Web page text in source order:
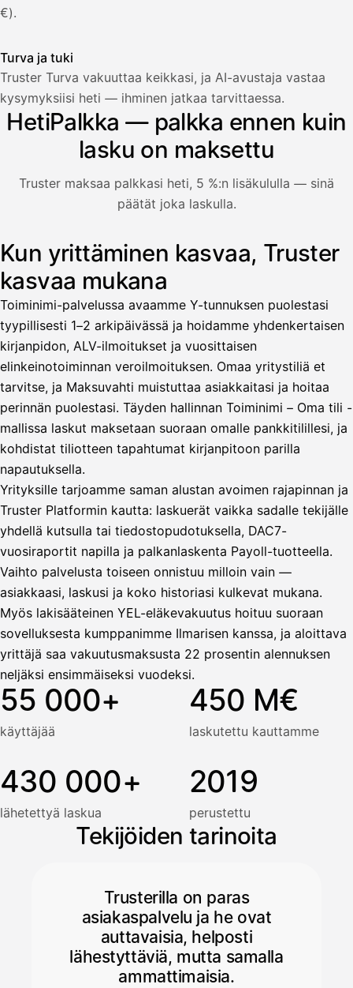
€).
Turva ja tuki
Truster Turva vakuuttaa keikkasi, ja AI-avustaja vastaa
kysymyksiisi heti — ihminen jatkaa tarvittaessa.
HetiPalkka — palkka ennen kuin
lasku on maksettu
Truster maksaa palkkasi heti, 5 %:n lisäkululla — sinä
päätät joka laskulla.
Kuvitus: käyttäjä nostaa palkan laskusta, jota asiakas ei
Palkka
Lasku · Acme Oy
Odottaa maksua
Nosta palkkaa
Bruttopalkka
Ennakonpidätys
HetiPalkka
Ennen laskun maksua
Vahvista
Palkka maksussa
Kun yrittäminen kasvaa, Truster
kasvaa mukana
Toiminimi-palvelussa avaamme Y-tunnuksen puolestasi
tyypillisesti 1–2 arkipäivässä ja hoidamme yhdenkertaisen
kirjanpidon, ALV-ilmoitukset ja vuosittaisen
elinkeinotoiminnan veroilmoituksen. Omaa yritystiliä et
tarvitse, ja Maksuvahti muistuttaa asiakkaitasi ja hoitaa
perinnän puolestasi. Täyden hallinnan Toiminimi – Oma tili -
mallissa laskut maksetaan suoraan omalle pankkitilillesi, ja
kohdistat tiliotteen tapahtumat kirjanpitoon parilla
napautuksella.
Yrityksille tarjoamme saman alustan avoimen rajapinnan ja
Truster Platformin kautta: laskuerät vaikka sadalle tekijälle
yhdellä kutsulla tai tiedostopudotuksella, DAC7-
vuosiraportit napilla ja palkanlaskenta Payoll-tuotteella.
Vaihto palvelusta toiseen onnistuu milloin vain —
asiakkaasi, laskusi ja koko historiasi kulkevat mukana.
Myös lakisääteinen YEL-eläkevakuutus hoituu suoraan
sovelluksesta kumppanimme Ilmarisen kanssa, ja aloittava
yrittäjä saa vakuutusmaksusta 22 prosentin alennuksen
neljäksi ensimmäiseksi vuodeksi.
55 000+
käyttäjää
450 M€
laskutettu kauttamme
430 000+
lähetettyä laskua
2019
perustettu
Tekijöiden tarinoita
Trusterilla on paras
asiakaspalvelu ja he ovat
auttavaisia, helposti
lähestyttäviä, mutta samalla
ammattimaisia.